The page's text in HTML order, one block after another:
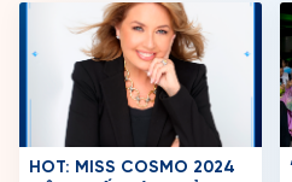
HOT: MISS COSMO 2024